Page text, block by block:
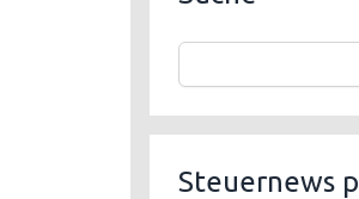
Steuernews